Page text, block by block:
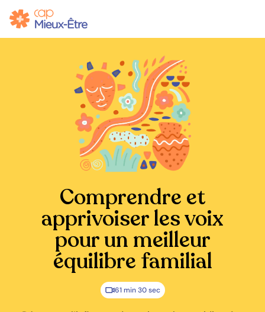
Comprendre et
apprivoiser les voix
pour un meilleur
équilibre familial
61 min 30 sec